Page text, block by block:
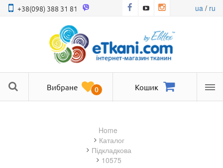
+38(098) 388 31 81 ua/ ru
Вибране 0 Кошик
Home
Каталог
підкладкова
10575